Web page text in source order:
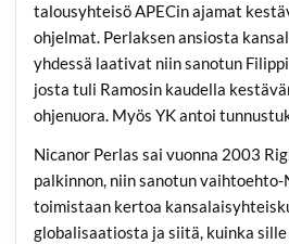
talousyhteisö APECin ajamat
ohjelmat. Perlaksen ansiosta
yhdessä laativat niin sanotun
josta tuli Ramosin kaudella
ohjenuora. Myös YK antoi
Nicanor Perlas sai vuonna 2003
palkinnon, niin sanotun vaihtoehto-
toimistaan kertoa
globalisaatiosta ja siitä, kuinka